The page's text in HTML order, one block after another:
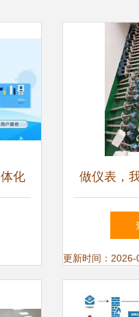
化 做仪表，
上海厚力
更新时间：